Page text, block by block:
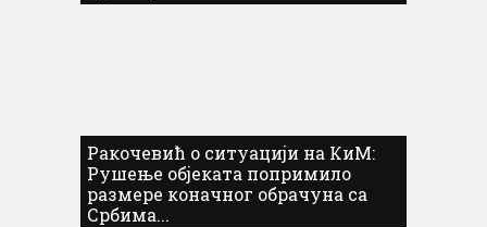
Ракочевић о ситуацији на КиМ:
Рушење објеката попримило
размере коначног обрачуна са
Србима...